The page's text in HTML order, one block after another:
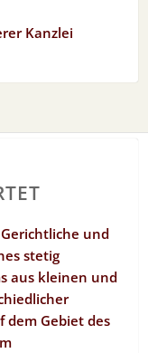
Kanzlei
und
stetig
aus kleinen und
dem Gebiet des